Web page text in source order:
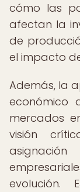
cómo las
afectan la
de
el impacto
Además, la
económico
mercados
visión
evolución.